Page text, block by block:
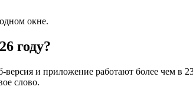
окне.
году?
версия и приложение работают более чем в
слово.